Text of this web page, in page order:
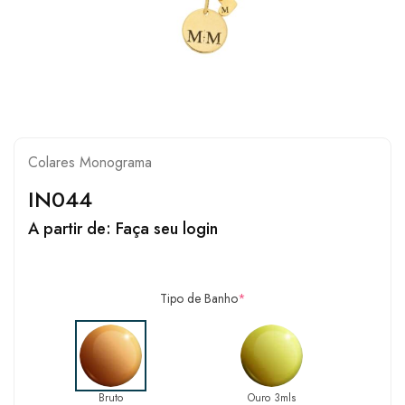
Colares Monograma
IN044
A partir de: Faça seu login
Tipo de Banho*
Bruto Ouro 3mls